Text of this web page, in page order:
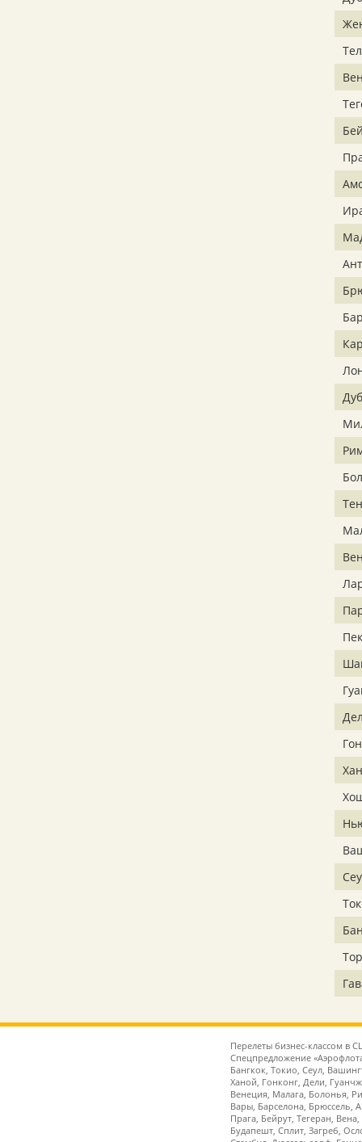
Перелеты бизнес-классом в
Спецпредложение
Бангкок, Токио, Сеул,
Ханой, Гонконг, Дели,
Венеция, Малага, Болонья,
Вары, Барселона, Брюссель,
Прага, Бейрут, Тегеран,
Будапешт, Сплит, Загреб,